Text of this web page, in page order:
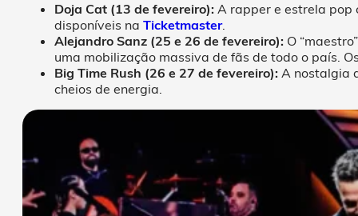
Doja Cat (13 de fevereiro): A rapper e estrela pop
disponíveis na Ticketmaster.
Alejandro Sanz (25 e 26 de fevereiro): O
uma mobilização massiva de fãs de todo o país.
Big Time Rush (26 e 27 de fevereiro): A nostalgia
cheios de energia.